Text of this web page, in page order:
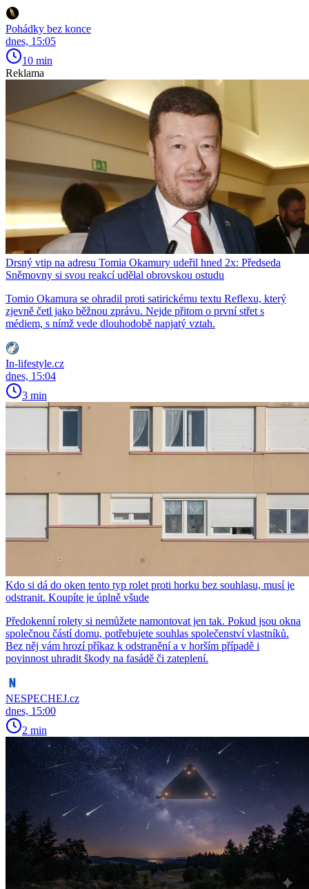
Pohádky bez konce
dnes, 15:05
10 min
Reklama
Drsný vtip na adresu Tomia Okamury udeřil hned 2x: Předseda
Sněmovny si svou reakcí udělal obrovskou ostudu
Tomio Okamura se ohradil proti satirickému textu Reflexu, který
zjevně četl jako běžnou zprávu. Nejde přitom o první střet s
médiem, s nímž vede dlouhodobě napjatý vztah.
In-lifestyle.cz
dnes, 15:04
3 min
Kdo si dá do oken tento typ rolet proti horku bez souhlasu, musí je
odstranit. Koupíte je úplně všude
Předokenní rolety si nemůžete namontovat jen tak. Pokud jsou okna
společnou částí domu, potřebujete souhlas společenství vlastníků.
Bez něj vám hrozí příkaz k odstranění a v horším případě i
povinnost uhradit škody na fasádě či zateplení.
NESPECHEJ.cz
dnes, 15:00
2 min